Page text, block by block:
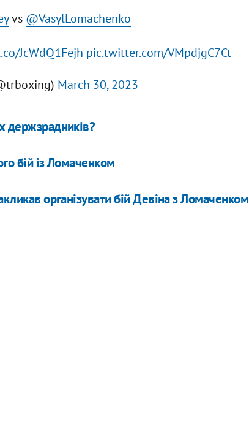
vs @VasylLomachenko
JcWdQ1Fejh pic.twitter.com/VMpdjgC7Ct
March 30, 2023
держзрадників?
бій із Ломаченком
організувати бій Девіна з Ломаченком